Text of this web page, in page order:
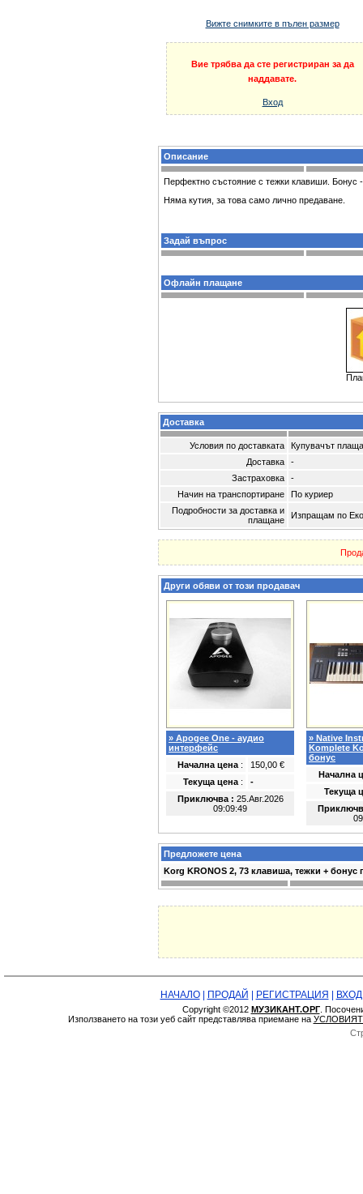
Вижте снимките в пълен размер
Вие трябва да сте регистриран за да
наддавате.
Вход
Описание
Перфектно състояние с тежки клавиши. Бонус
Няма кутия, за това само лично предаване.
Задай въпрос
Офлайн плащане
Доставка
Условия по доставката
Купувачът
Доставка
-
Застраховка
-
Начин на транспортиране
По куриер
Подробности за доставка и
плащане
Изпращам по
Други обяви от този продавач
» Apogee One - аудио
интерфейс
Начална цена :
150,00 €
Текуща цена :
-
Приключва : 25.Авг.2026
09:09:49
» Native
Komplete
бонус
Начална
Текуща
Предложете цена
Korg KRONOS 2, 73 клавиша, тежки +
НАЧАЛО| ПРОДАЙ РЕГИСТРАЦИЯ ВХОД
Copyright ©2012 МУЗИКАНТ.ОРГ.
Използването на този уеб сайт представлява приемане на